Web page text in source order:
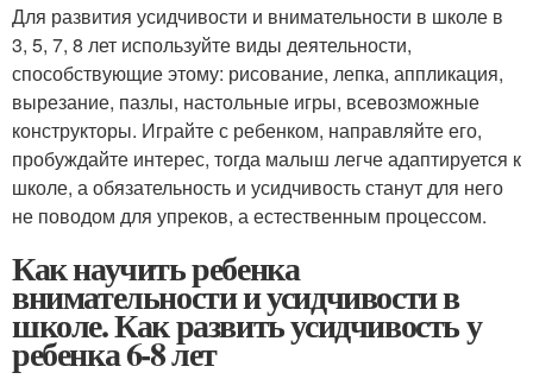
Для развития усидчивости и внимательности в школе в
3, 5, 7, 8 лет используйте виды деятельности,
способствующие этому: рисование, лепка, аппликация,
вырезание, пазлы, настольные игры, всевозможные
конструкторы. Играйте с ребенком, направляйте его,
пробуждайте интерес, тогда малыш легче адаптируется к
школе, а обязательность и усидчивость станут для него
не поводом для упреков, а естественным процессом.
Как научить ребенка
внимательности и усидчивости в
школе. Как развить усидчивость у
ребенка 6-8 лет